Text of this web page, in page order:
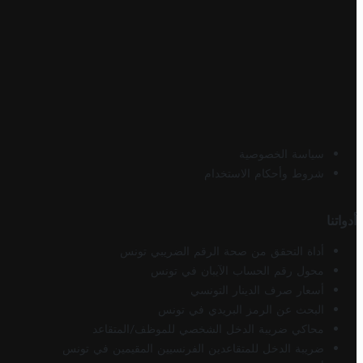
سياسة الخصوصية
شروط وأحكام الاستخدام
أدواتنا
أداة التحقق من صحة الرقم الضريبي تونس
محول رقم الحساب الآيبان في تونس
أسعار صرف الدينار التونسي
البحث عن الرمز البريدي في تونس
محاكي ضريبة الدخل الشخصي للموظف/المتقاعد
ضريبة الدخل للمتقاعدين الفرنسيين المقيمين في تونس